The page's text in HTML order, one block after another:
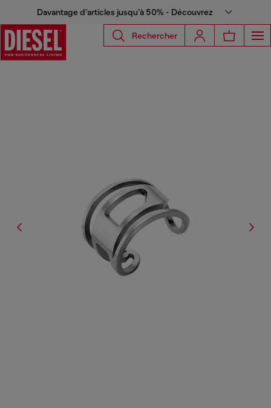
Davantage d’articles jusqu’à 50% - Découvrez
Rechercher